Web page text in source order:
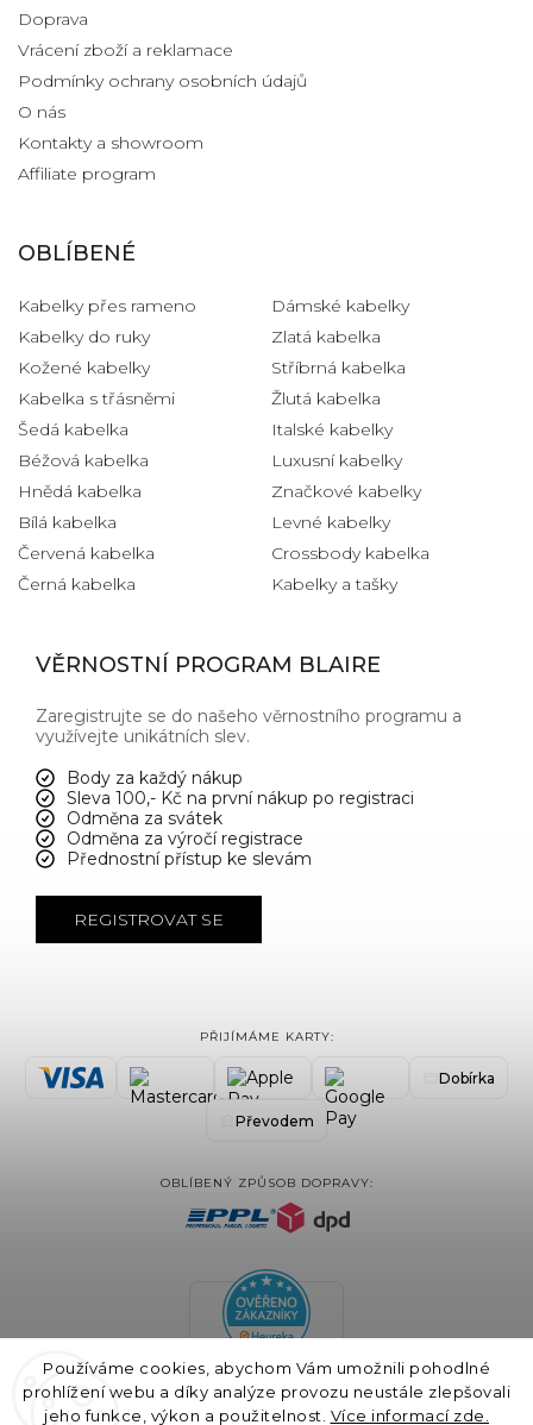
Používáme cookies, abychom Vám umožnili pohodlné
prohlížení webu a díky analýze provozu neustále zlepšovali
jeho funkce, výkon a použitelnost. Více informací zde.
Doprava
Vrácení zboží a reklamace
Podmínky ochrany osobních údajů
O nás
Kontakty a showroom
Affiliate program
OBLÍBENÉ
Kabelky přes rameno
Kabelky do ruky
Kožené kabelky
Kabelka s třásněmi
Šedá kabelka
Béžová kabelka
Hnědá kabelka
Bílá kabelka
Červená kabelka
Černá kabelka
Dámské kabelky
Zlatá kabelka
Stříbrná kabelka
Žlutá kabelka
Italské kabelky
Luxusní kabelky
Značkové kabelky
Levné kabelky
Crossbody kabelka
Kabelky a tašky
VĚRNOSTNÍ PROGRAM BLAIRE
Zaregistrujte se do našeho věrnostního programu a
využívejte unikátních slev.
Body za každý nákup
Sleva 100,- Kč na první nákup po registraci
Odměna za svátek
Odměna za výročí registrace
Přednostní přístup ke slevám
REGISTROVAT SE
PŘIJÍMÁME KARTY:
Dobírka
Převodem
OBLÍBENÝ ZPŮSOB DOPRAVY: